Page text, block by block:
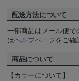
配送方法について
一部商品はメール便で
はヘルプページをご確
商品について
【カラーについて】